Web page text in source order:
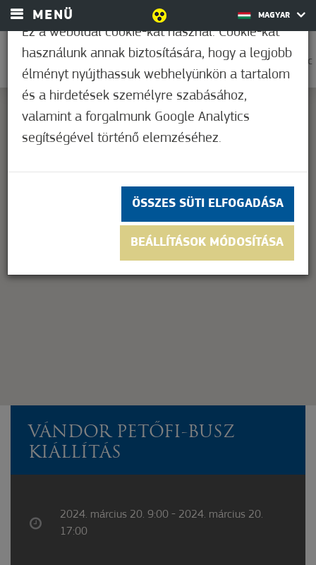
MENÜ MAGYAR
0
37,2°C
This page can't load Google Maps correctly.
Do you own this website? OK
VÁNDOR PETŐFI-BUSZ
KIÁLLÍTÁS
2024. március 20. 9:00 - 2024. március 20.
17:00
Ez a weboldal cookie-kat használ. Cookie-kat
használunk annak biztosítására, hogy a legjobb
élményt nyújthassuk webhelyünkön a tartalom
és a hirdetések személyre szabásához,
valamint a forgalmunk Google Analytics
segítségével történő elemzéséhez.
ÖSSZES SÜTI ELFOGADÁSA
BEÁLLÍTÁSOK MÓDOSÍTÁSA